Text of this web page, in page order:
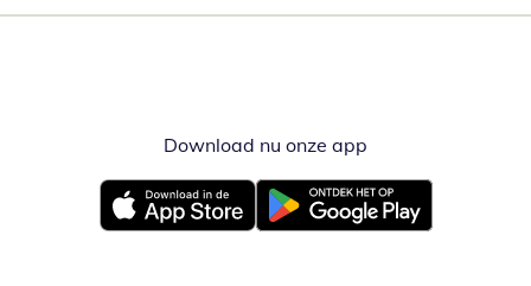
Download nu onze app
Opent in nieuw vensterOpent in nieuw venster